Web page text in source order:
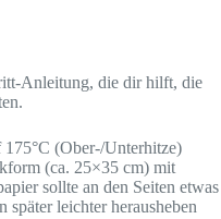
Anleitung, die dir hilft, die
(Ober-/Unterhitze)
(ca. 25×35 cm) mit
sollte an den Seiten etwas
später leichter herausheben